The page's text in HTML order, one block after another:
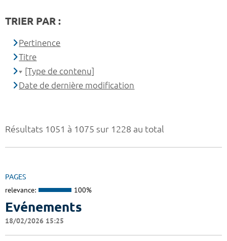
Résultats 1051 à 1075 sur 1228 au total
PAGES
relevance: 100%
Evénements
18/02/2026 15:25
TRIER PAR :
Pertinence
Titre
[Type de contenu]
Date de dernière modification